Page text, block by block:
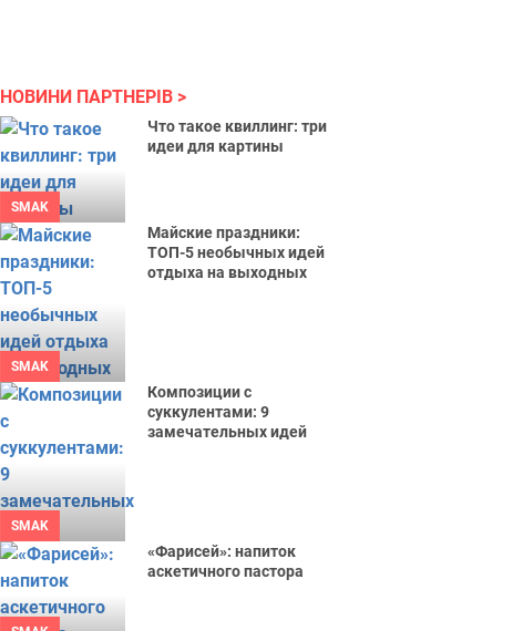
НОВИНИ ПАРТНЕРІВ
SMAK
Что такое квиллинг: три
идеи для картины
SMAK
Майские праздники:
ТОП-5 необычных идей
отдыха на выходных
SMAK
Композиции с
суккулентами: 9
замечательных идей
«Фарисей»: напиток
аскетичного пастора